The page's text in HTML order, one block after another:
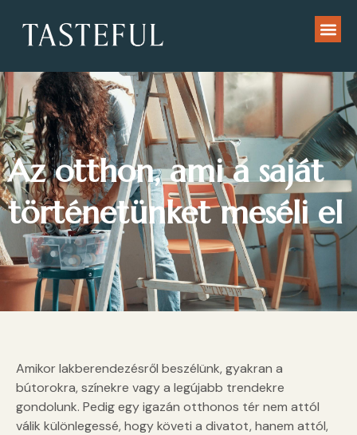
Az otthon, ami a saját
történetünket meséli el
Amikor lakberendezésről beszélünk, gyakran a
bútorokra, színekre vagy a legújabb trendekre
gondolunk. Pedig egy igazán otthonos tér nem attól
válik különlegessé, hogy követi a divatot, hanem attól,